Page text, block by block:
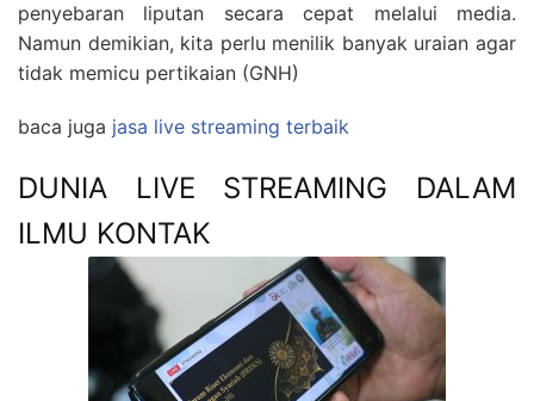
penyebaran liputan secara cepat melalui media.
Namun demikian, kita perlu menilik banyak uraian agar
tidak memicu pertikaian (GNH)
baca juga jasa live streaming terbaik
DUNIA LIVE STREAMING DALAM
ILMU KONTAK